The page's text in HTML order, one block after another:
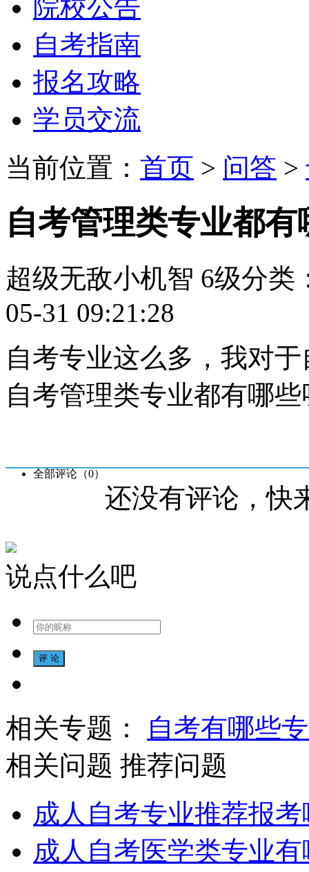
院校公告
自考指南
报名攻略
学员交流
当前位置： 首页 > 问答 >
自考管理类专业都有
超级无敌小机智 6级分类
05-31 09:21:28
自考专业这么多，我对于
自考管理类专业都有哪些
全部评论（0）
还没有评论，快
说点什么吧
相关专题：
自考有哪些
相关问题 推荐问题
成人自考专业推荐报
成人自考医学类专业